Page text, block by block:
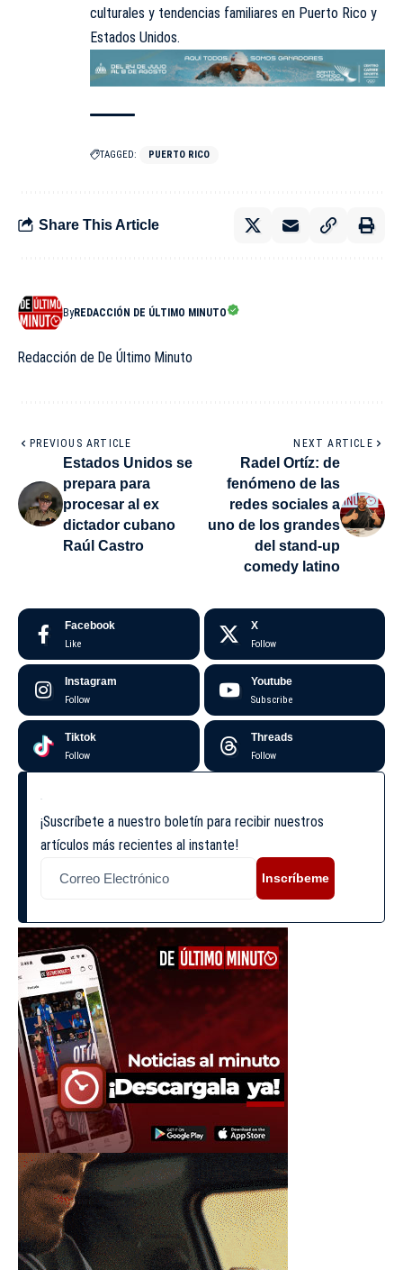
culturales y tendencias familiares en Puerto Rico y
Estados Unidos.
TAGGED: PUERTO RICO
Share This Article
ByREDACCIÓN DE ÚLTIMO MINUTO
Redacción de De Último Minuto
PREVIOUS ARTICLE
Estados Unidos se
prepara para
procesar al ex
dictador cubano
Raúl Castro
NEXT ARTICLE
Radel Ortíz: de
fenómeno de las
redes sociales a
uno de los grandes
del stand-up
comedy latino
Facebook
Like
X
Follow
Instagram
Follow
Youtube
Subscribe
Tiktok
Follow
Threads
Follow
¡Suscríbete a nuestro boletín para recibir nuestros
artículos más recientes al instante!
Inscríbeme